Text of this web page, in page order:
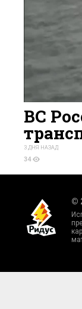
ВС
3 ДНЯ НАЗАД
34
©